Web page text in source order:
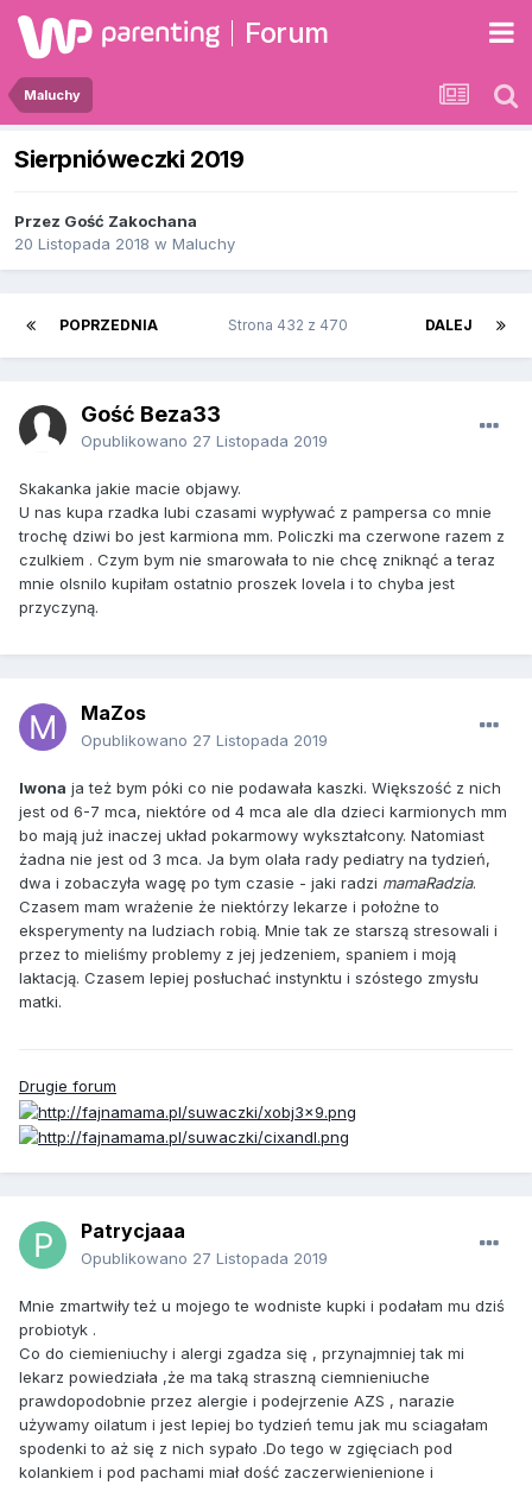
Forum
Maluchy
Sierpnióweczki 2019
Przez Gość Zakochana
20 Listopada 2018 w Maluchy
POPRZEDNIA DALEJ
Strona 432 z 470
Gość Beza33
Opublikowano 27 Listopada 2019
Skakanka jakie macie objawy.
U nas kupa rzadka lubi czasami wypływać z pampersa co mnie
trochę dziwi bo jest karmiona mm. Policzki ma czerwone razem z
czulkiem . Czym bym nie smarowała to nie chcę zniknąć a teraz
mnie olsnilo kupiłam ostatnio proszek lovela i to chyba jest
przyczyną.
MaZos
Opublikowano 27 Listopada 2019
Iwona ja też bym póki co nie podawała kaszki. Większość z nich
jest od 6-7 mca, niektóre od 4 mca ale dla dzieci karmionych mm
bo mają już inaczej układ pokarmowy wykształcony. Natomiast
żadna nie jest od 3 mca. Ja bym olała rady pediatry na tydzień,
dwa i zobaczyła wagę po tym czasie - jaki radzi mamaRadzia.
Czasem mam wrażenie że niektórzy lekarze i położne to
eksperymenty na ludziach robią. Mnie tak ze starszą stresowali i
przez to mieliśmy problemy z jej jedzeniem, spaniem i moją
laktacją. Czasem lepiej posłuchać instynktu i szóstego zmysłu
matki.
Drugie forum
Patrycjaaa
Opublikowano 27 Listopada 2019
Mnie zmartwiły też u mojego te wodniste kupki i podałam mu dziś
probiotyk .
Co do ciemieniuchy i alergi zgadza się , przynajmniej tak mi
lekarz powiedziała ,że ma taką straszną ciemnieniuche
prawdopodobnie przez alergie i podejrzenie AZS , narazie
używamy oilatum i jest lepiej bo tydzień temu jak mu sciagałam
spodenki to aż się z nich sypało .Do tego w zgięciach pod
kolankiem i pod pachami miał dość zaczerwienienione i